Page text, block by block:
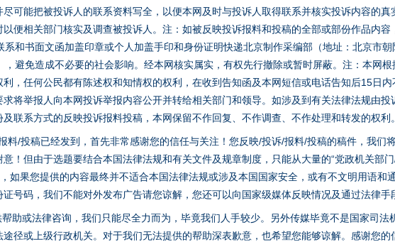
可能把被投诉人的联系资料写全，以便本网及时与投诉人取得联系并核实投诉内容的
便相关部门核实及调查被投诉人。注：如被反映投诉报料和投稿的全部或部份作品内
系和书面文函加盖印章或个人加盖手印和身份证明快递北京制作采编部（地址：北京市
，避免造成不必要的社会影响。经本网核实属实，有权先行撤除或暂时屏蔽。注：本网
，任何公民都有陈述权和知情权的权利，在收到告知函及本网短信或电话告知后15日
将举报人向本网投诉举报内容公开并转给相关部门和领导。如涉及到有关法律法规由投
联系方式的反映投诉报料投稿，本网保留不作回复、不作调查、不作处理和转发的权利。
料/投稿已经发到，首先非常感谢您的信任与关注！您反映/投诉/报料/投稿的稿件，我们
！但由于选题要结合本国法律法规和有关文件及规章制度，只能从大量的“党政机关部
如果您提供的内容最终并不适合本国法律法规或涉及本国国家安全，或有不文明用语和
号码，我们不能对外发布广告请您谅解，您还可以向国家级媒体反映情况及通过法律手
助或法律咨询，我们只能尽全力而为，毕竟我们人手较少。另外传媒毕竟不是国家司法
径或上级行政机关。对于我们无法提供的帮助深表歉意，也希望您能够谅解。感谢您的
症？
茶叶“炒上天”